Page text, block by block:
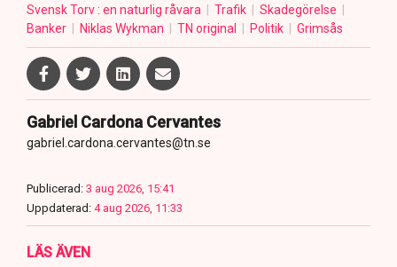
Svensk Torv : en naturlig råvara
Trafik
Skadegörelse
Banker
Niklas Wykman TN original Politik Grimsås
Gabriel Cardona Cervantes
gabriel.cardona.cervantes@tn.se
Publicerad: 3 aug 2026, 15:41
Uppdaterad: 4 aug 2026, 11:33
LÄS ÄVEN